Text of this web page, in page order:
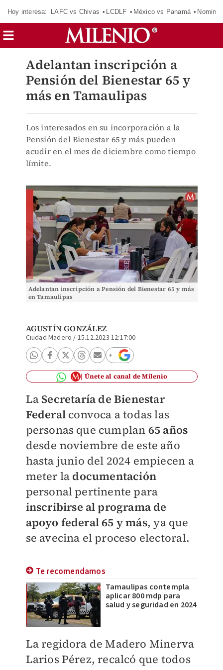
Hoy interesa: LAFC vs Chivas LCDLF México vs Panamá
Adelantan inscripción a
Pensión del Bienestar 65 y
más en Tamaulipas
Los interesados en su incorporación a la
Pensión del Bienestar 65 y más pueden
acudir en el mes de diciembre como tiempo
límite.
Adelantan inscripción a Pensión del Bienestar 65 y más
en Tamaulipas
AGUSTÍN GONZÁLEZ
Ciudad Madero / 15.12.2023 12:17:00
Únete al canal de Milenio
La Secretaría de Bienestar
Federal convoca a todas las
personas que cumplan 65 años
desde noviembre de este año
hasta junio del 2024 empiecen a
meter la documentación
personal pertinente para
inscribirse al programa de
apoyo federal 65 y más, ya que
se avecina el proceso electoral.
Te recomendamos
Tamaulipas contempla
aplicar 800 mdp para
salud y seguridad en 2024
La regidora de Madero Minerva
Larios Pérez, recalcó que todos